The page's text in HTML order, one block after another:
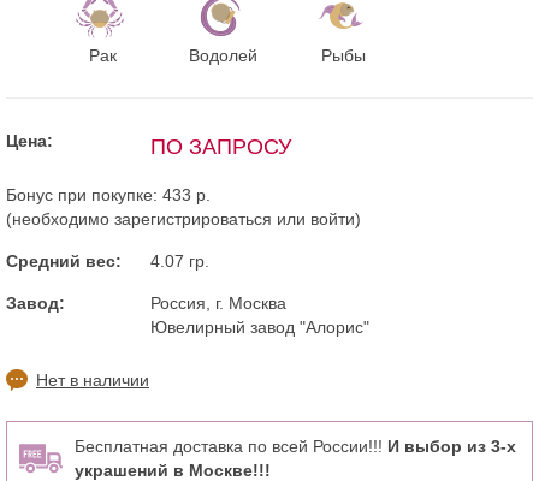
Рак Водолей Рыбы
Цена: ПО ЗАПРОСУ
Бонус при покупке: 433 р.
(необходимо зарегистрироваться или войти)
Средний вес: 4.07 гр.
Завод:
Россия, г. Москва
Ювелирный завод "Алорис"
Нет в наличии
Бесплатная доставка по всей России!!! И выбор из 3-х
украшений в Москве!!!